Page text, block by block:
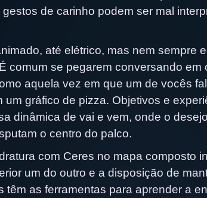
de carinho podem ser mal
até elétrico, mas nem sempre
comum se pegarem conversando em
aquela vez em que um de vocês
gráfico de pizza. Objetivos e
dinâmica de vai e vem, onde o
o centro do palco.
com Ceres no mapa composto
um do outro e a disposição de
as ferramentas para aprender a